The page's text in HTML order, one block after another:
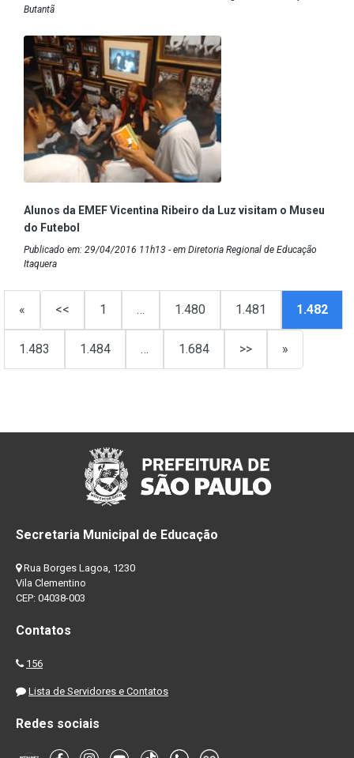
Butantã
Alunos da EMEF Vicentina Ribeiro da Luz visitam o Museu
do Futebol
Publicado em: 29/04/2016 11h13 - em Diretoria Regional de Educação
Itaquera
« << 1 … 1.480 1.481 1.482
1.483 1.484 … 1.684 >> »
Secretaria Municipal de Educação
Rua Borges Lagoa, 1230
Vila Clementino
CEP: 04038-003
Contatos
156
Lista de Servidores e Contatos
Redes sociais